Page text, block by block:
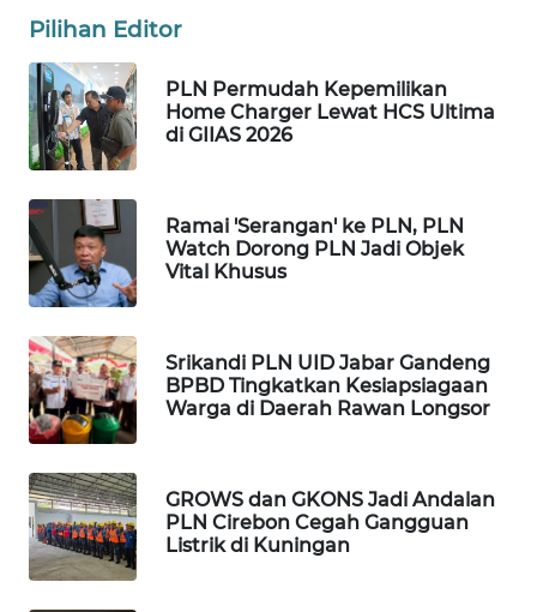
Pilihan Editor
PLN Permudah Kepemilikan
Home Charger Lewat HCS Ultima
di GIIAS 2026
Ramai 'Serangan' ke PLN, PLN
Watch Dorong PLN Jadi Objek
Vital Khusus
Srikandi PLN UID Jabar Gandeng
BPBD Tingkatkan Kesiapsiagaan
Warga di Daerah Rawan Longsor
GROWS dan GKONS Jadi Andalan
PLN Cirebon Cegah Gangguan
Listrik di Kuningan
TINGGI
WN
PAKPAK
KARAWANG
WN
BEKASI
WN
BOGOR
DEPOK
WN
TAPANULI